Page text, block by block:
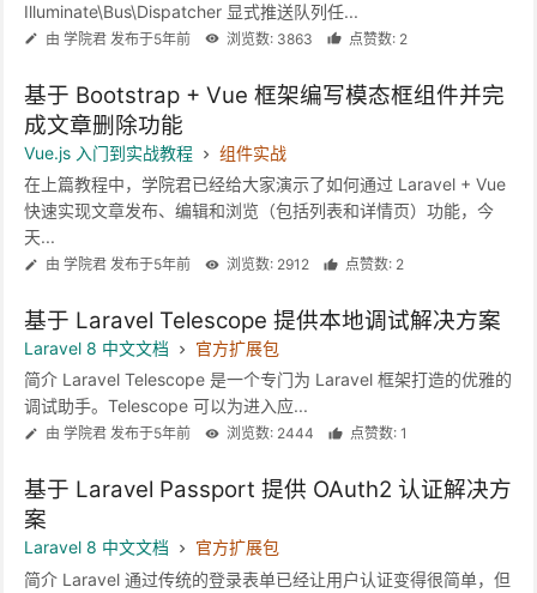
Illuminate\Bus\Dispatcher 显式推送队列任...
由 学院君 发布于5年前 浏览数: 3863 点赞数: 2
基于 Bootstrap + Vue 框架编写模态框组件并完
成文章删除功能
Vue.js 入门到实战教程
组件实战
在上篇教程中，学院君已经给大家演示了如何通过 Laravel + Vue
快速实现文章发布、编辑和浏览（包括列表和详情页）功能，今
天...
由 学院君 发布于5年前 浏览数: 2912 点赞数: 2
基于 Laravel Telescope 提供本地调试解决方案
Laravel 8 中文文档
官方扩展包
简介 Laravel Telescope 是一个专门为 Laravel 框架打造的优雅的
调试助手。Telescope 可以为进入应...
由 学院君 发布于5年前 浏览数: 2444 点赞数: 1
基于 Laravel Passport 提供 OAuth2 认证解决方
案
Laravel 8 中文文档
官方扩展包
简介 Laravel 通过传统的登录表单已经让用户认证变得很简单，但